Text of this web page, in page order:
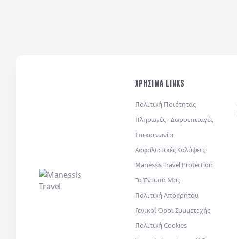
ΧΡΗΣΙΜΑ LINKS
Πολιτική Ποιότητας
Πληρωμές - Δωροεπιταγές
Επικοινωνία
Ασφαλιστικές Καλύψεις
Manessis Travel Protection
Τα Έντυπά Μας
Πολιτική Απορρήτου
Γενικοί Όροι Συμμετοχής
Πολιτική Cookies